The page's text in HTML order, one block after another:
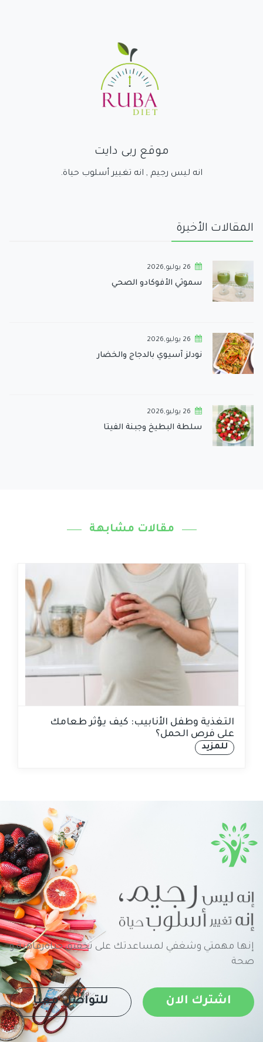
موقع ربى دايت
انه ليس رجيم , انه تغيير أسلوب حياة.
المقالات الأخيرة
26 يوليو,2026
سموثي الأفوكادو الصحي
26 يوليو,2026
نودلز آسيوي بالدجاج والخضار
26 يوليو,2026
سلطة البطيخ وجبنة الفيتا
مقالات مشابهة
التغذية وطفل الأنابيب: كيف يؤثر طعامك
على فرص الحمل؟
للمزيد
إنها مهمتي وشغفي لمساعدتك على تحقيق حياةرفاهية و
صحة
اشترك الان للتواصل معنا